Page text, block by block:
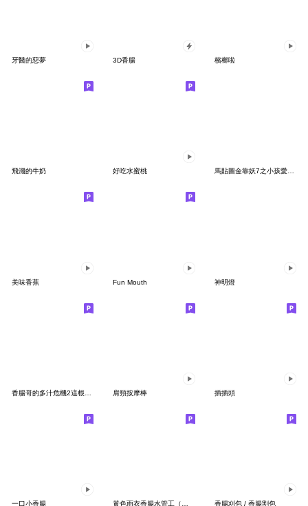
牙醫的惡夢 3D香腸 檳榔啦
飛濺的牛奶 好吃水蜜桃 馬貼圖金靠妖7之小孩愛吃不購買嗎??
美味香蕉 Fun Mouth 神明燈
肩頸按摩棒 插插頭
一口小香腸 黃色雨衣香腸水管工（專修漏水水管） 香腸刈包 / 香腸割包